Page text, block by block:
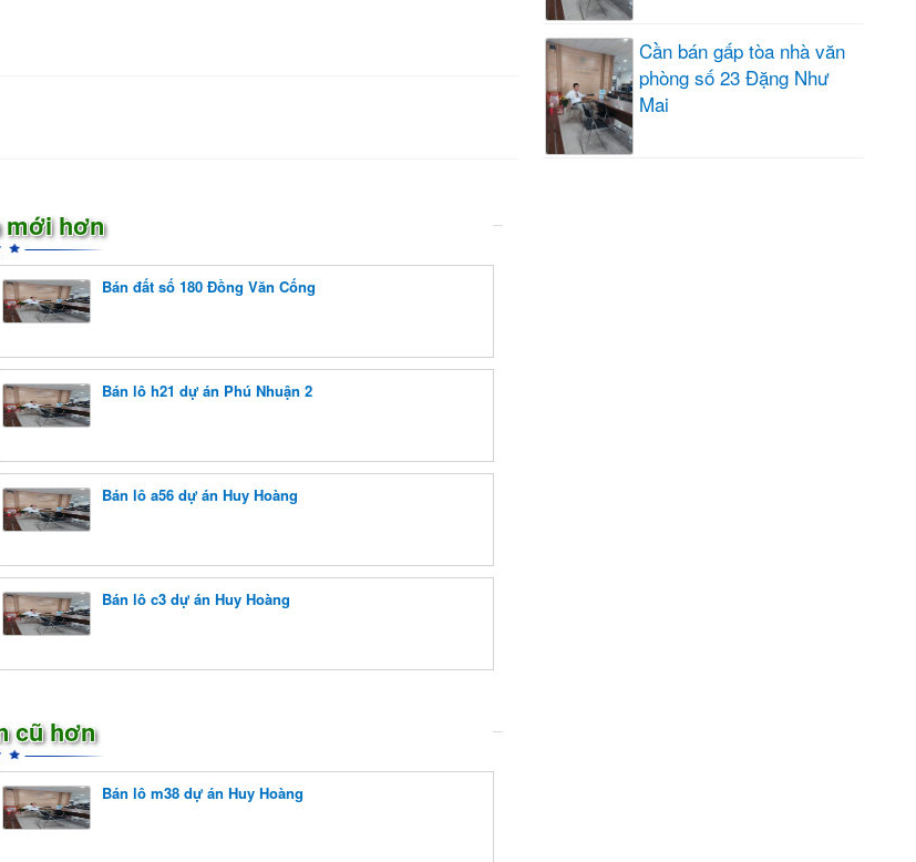
hơn
Bán đất số 180 Đồng Văn Cống
Bán lô h21 dự án Phú Nhuận 2
Bán lô a56 dự án Huy Hoàng
Bán lô c3 dự án Huy Hoàng
cũ hơn
Bán lô m38 dự án Huy Hoàng
Cần bán gấp tòa nhà văn
phòng số 23 Đặng Như
Mai